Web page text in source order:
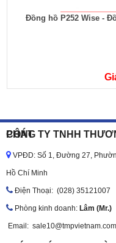
Đồng hồ P252 Wise -
CÔNG TY TNHH THƯƠNG MẠI VÀ DỊCH VỤ TĂNG MINH PHÁT
VPĐD: Số 1, Đường 27,
Hồ Chí Minh
Ðiện Thoại: (028)
Phòng kinh doanh: Lâm (Mr.)
Email: sale10@tmpvietnam.com